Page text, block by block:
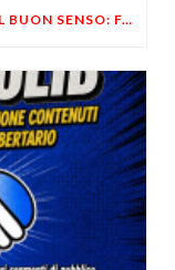
LIBERTÀ, PRIVACY ED ECONOMIA DEL BUON SENSO: FACCO E MUSUMECI A CASALECCHIO DI RENO (BO)